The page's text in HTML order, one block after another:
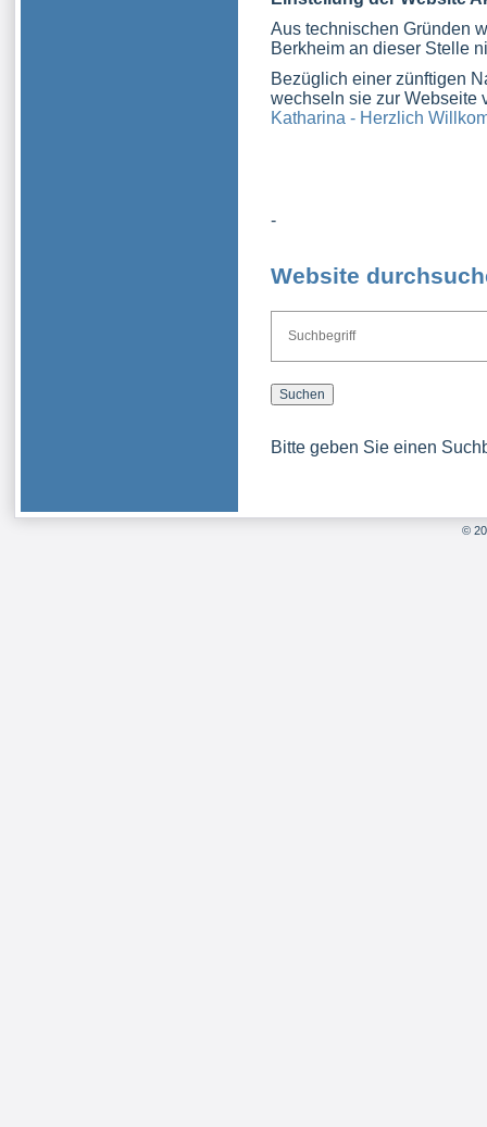
Aus technischen Gründen
Berkheim an dieser Stelle
Bezüglich einer zünftigen
wechseln sie zur Webseite
Katharina - Herzlich
-
Website
Bitte geben Sie einen
©